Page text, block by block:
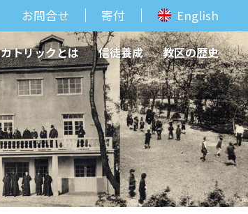
お問合せ 寄付 English
カトリックとは 信徒養成 教区の歴史